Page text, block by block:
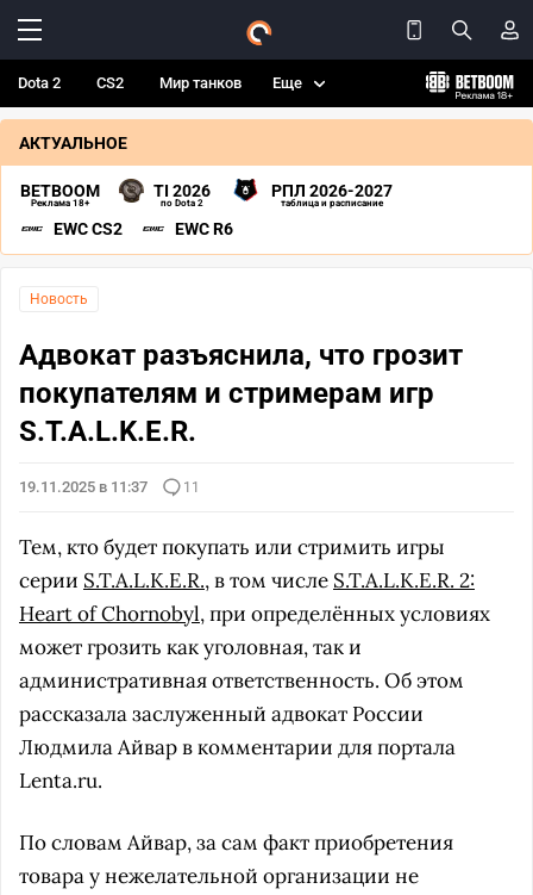
Dota 2 CS2 Мир танков Еще
АКТУАЛЬНОЕ
BETBOOM
Реклама 18+
TI 2026
по Dota 2
РПЛ 2026-2027
таблица и расписание
EWC CS2 EWC R6
Новость
Адвокат разъяснила, что грозит
покупателям и стримерам игр
S.T.A.L.K.E.R.
19.11.2025 в 11:37 11
Тем, кто будет покупать или стримить игры
серии S.T.A.L.K.E.R., в том числе S.T.A.L.K.E.R. 2:
Heart of Chornobyl, при определённых условиях
может грозить как уголовная, так и
административная ответственность. Об этом
рассказала заслуженный адвокат России
Людмила Айвар в комментарии для портала
Lenta.ru.
По словам Айвар, за сам факт приобретения
товара у нежелательной организации не